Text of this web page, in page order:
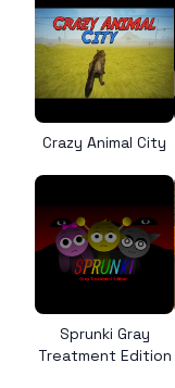
Crazy Animal City
Sprunki Gray
Treatment Edition